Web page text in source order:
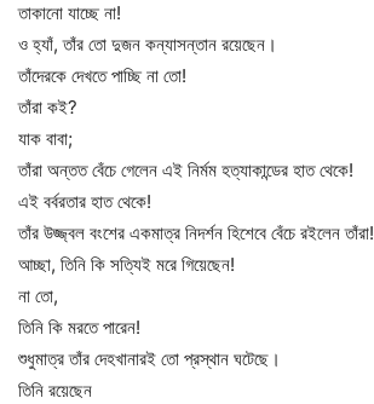
তাকানো যাচ্ছে না!
ও হ্যাঁ, তাঁর তো দুজন কন্যাসন্তান রয়েছেন।
তাঁদেরকে দেখতে পাচ্ছি না তো!
তাঁরা কই?
যাক বাবা;
তাঁরা অন্তত বেঁচে গেলেন এই নির্মম হত্যাকান্ডের হাত থেকে!
এই বর্বরতার হাত থেকে!
তাঁর উজ্জ্বল বংশের একমাত্র নিদর্শন হিশেবে বেঁচে রইলেন তাঁরা!
আচ্ছা, তিনি কি সত্যিই মরে গিয়েছেন!
না তো,
তিনি কি মরতে পারেন!
শুধুমাত্র তাঁর দেহখানারই তো প্রস্থান ঘটেছে।
তিনি রয়েছেন